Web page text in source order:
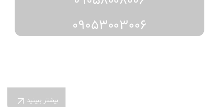
09053003006
بیشتر ببینید